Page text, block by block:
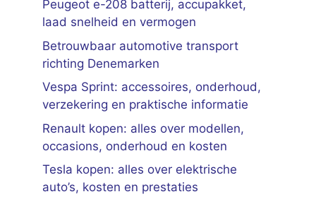
Peugeot e-208 batterij, accupakket,
laad snelheid en vermogen
Betrouwbaar automotive transport
richting Denemarken
Vespa Sprint: accessoires, onderhoud,
verzekering en praktische informatie
Renault kopen: alles over modellen,
occasions, onderhoud en kosten
Tesla kopen: alles over elektrische
auto’s, kosten en prestaties